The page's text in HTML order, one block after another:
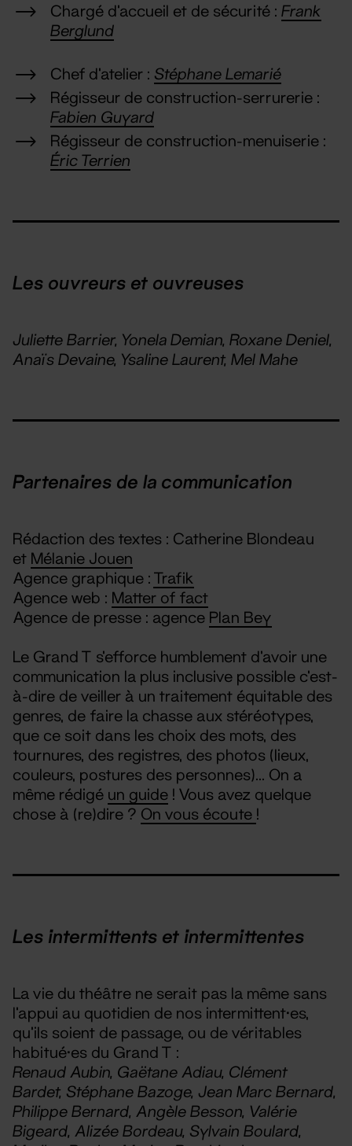
Chargé d'accueil et de sécurité : Frank
Berglund
Chef d’atelier : Stéphane Lemarié
Régisseur de construction-serrurerie :
Fabien Guyard
Régisseur de construction-menuiserie :
Éric Terrien
Les ouvreurs et ouvreuses
Juliette Barrier, Yonela Demian, Roxane Deniel,
Anaïs Devaine, Ysaline Laurent, Mel Mahe
Partenaires de la communication
Rédaction des textes : Catherine Blondeau
et Mélanie Jouen
Agence graphique : Trafik
Agence web : Matter of fact
Agence de presse : agence Plan Bey
Le Grand T s'efforce humblement d'avoir une
communication la plus inclusive possible c'est-
à-dire de veiller à un traitement équitable des
genres, de faire la chasse aux stéréotypes,
que ce soit dans les choix des mots, des
tournures, des registres, des photos (lieux,
couleurs, postures des personnes)... On a
même rédigé un guide ! Vous avez quelque
chose à (re)dire ? On vous écoute !
Les intermittents et intermittentes
La vie du théâtre ne serait pas la même sans
l’appui au quotidien de nos intermittent·es,
qu’ils soient de passage, ou de véritables
habitué·es du Grand T :
Renaud Aubin, Gaëtane Adiau, Clément
Bardet, Stéphane Bazoge, Jean Marc Bernard,
Philippe Bernard, Angèle Besson, Valérie
Bigeard, Alizée Bordeau, Sylvain Boulard,